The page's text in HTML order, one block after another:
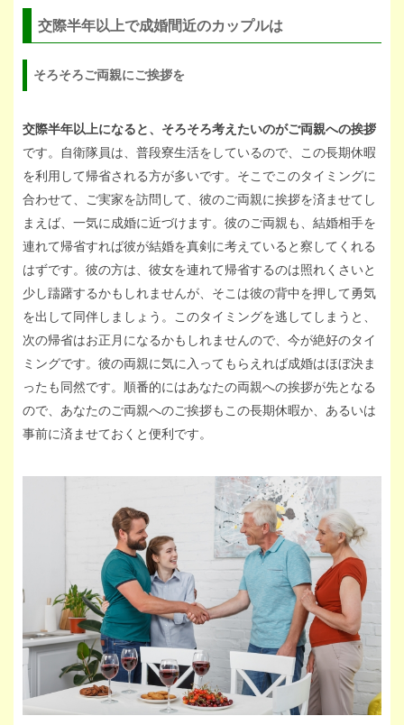
交際半年以上で成婚間近のカップルは
そろそろご両親にご挨拶を
交際半年以上になると、そろそろ考えたいのがご両親への挨拶
です。自衛隊員は、普段寮生活をしているので、この長期休暇
を利用して帰省される方が多いです。そこでこのタイミングに
合わせて、ご実家を訪問して、彼のご両親に挨拶を済ませてし
まえば、一気に成婚に近づけます。彼のご両親も、結婚相手を
連れて帰省すれば彼が結婚を真剣に考えていると察してくれる
はずです。彼の方は、彼女を連れて帰省するのは照れくさいと
少し躊躇するかもしれませんが、そこは彼の背中を押して勇気
を出して同伴しましょう。このタイミングを逃してしまうと、
次の帰省はお正月になるかもしれませんので、今が絶好のタイ
ミングです。彼の両親に気に入ってもらえれば成婚はほぼ決ま
ったも同然です。順番的にはあなたの両親への挨拶が先となる
ので、あなたのご両親へのご挨拶もこの長期休暇か、あるいは
事前に済ませておくと便利です。